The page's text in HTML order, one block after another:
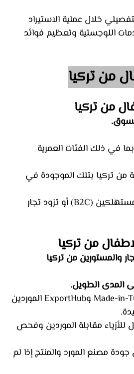
خلال عملية الاستيراد
اللوجستية وتعظيم فوائد
في ذلك الفئات العمرية
من تركيا بتلك الموجودة في
فكر فيما إذا كنت تبيع مباشرة للمستهلكين (B2C) أو تزود تجار
والمستورين من تركيا
المدى الطويل.
تسرد مواقع الويب مثل Alibaba وMade-in-Turkey وExportHub الموردين
مقابلة الموردين وفحص
مصنع المورد والمنتج إذا لم